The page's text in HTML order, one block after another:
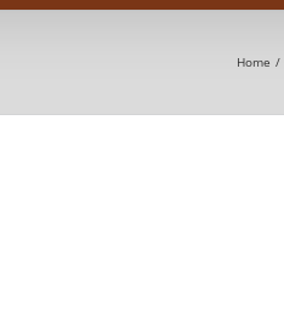
Home